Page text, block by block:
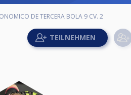
DE TERCERA BOLA 9 CV. 2